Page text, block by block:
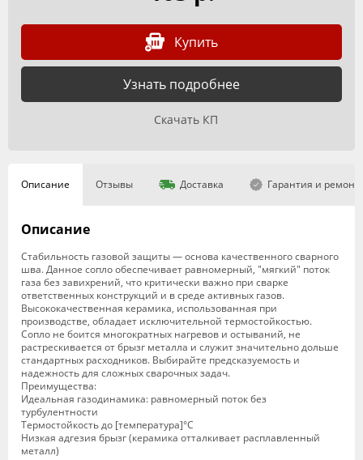
Купить
Узнать подробнее
Скачать КП
Описание Отзывы Доставка Гарантия и ремонт
Описание
Стабильность газовой защиты — основа качественного сварного
шва. Данное сопло обеспечивает равномерный, "мягкий" поток
газа без завихрений, что критически важно при сварке
ответственных конструкций и в среде активных газов.
Высококачественная керамика, использованная при
производстве, обладает исключительной термостойкостью.
Сопло не боится многократных нагревов и остываний, не
растрескивается от брызг металла и служит значительно дольше
стандартных расходников. Выбирайте предсказуемость и
надежность для сложных сварочных задач.
Преимущества:
Идеальная газодинамика: равномерный поток без
турбулентности
Термостойкость до [температура]°C
Низкая адгезия брызг (керамика отталкивает расплавленный
металл)